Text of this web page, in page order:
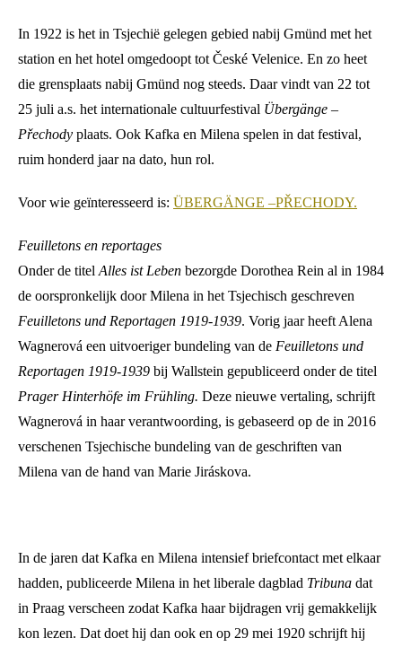
In 1922 is het in Tsjechië gelegen gebied nabij Gmünd met het
station en het hotel omgedoopt tot České Velenice. En zo heet
die grensplaats nabij Gmünd nog steeds. Daar vindt van 22 tot
25 juli a.s. het internationale cultuurfestival Übergänge –
Přechody plaats. Ook Kafka en Milena spelen in dat festival,
ruim honderd jaar na dato, hun rol.
Voor wie geïnteresseerd is: ÜBERGÄNGE –PŘECHODY.
Feuilletons en reportages
Onder de titel Alles ist Leben bezorgde Dorothea Rein al in 1984
de oorspronkelijk door Milena in het Tsjechisch geschreven
Feuilletons und Reportagen 1919-1939. Vorig jaar heeft Alena
Wagnerová een uitvoeriger bundeling van de Feuilletons und
Reportagen 1919-1939 bij Wallstein gepubliceerd onder de titel
Prager Hinterhöfe im Frühling. Deze nieuwe vertaling, schrijft
Wagnerová in haar verantwoording, is gebaseerd op de in 2016
verschenen Tsjechische bundeling van de geschriften van
Milena van de hand van Marie Jiráskova.
In de jaren dat Kafka en Milena intensief briefcontact met elkaar
hadden, publiceerde Milena in het liberale dagblad Tribuna dat
in Praag verscheen zodat Kafka haar bijdragen vrij gemakkelijk
kon lezen. Dat doet hij dan ook en op 29 mei 1920 schrijft hij